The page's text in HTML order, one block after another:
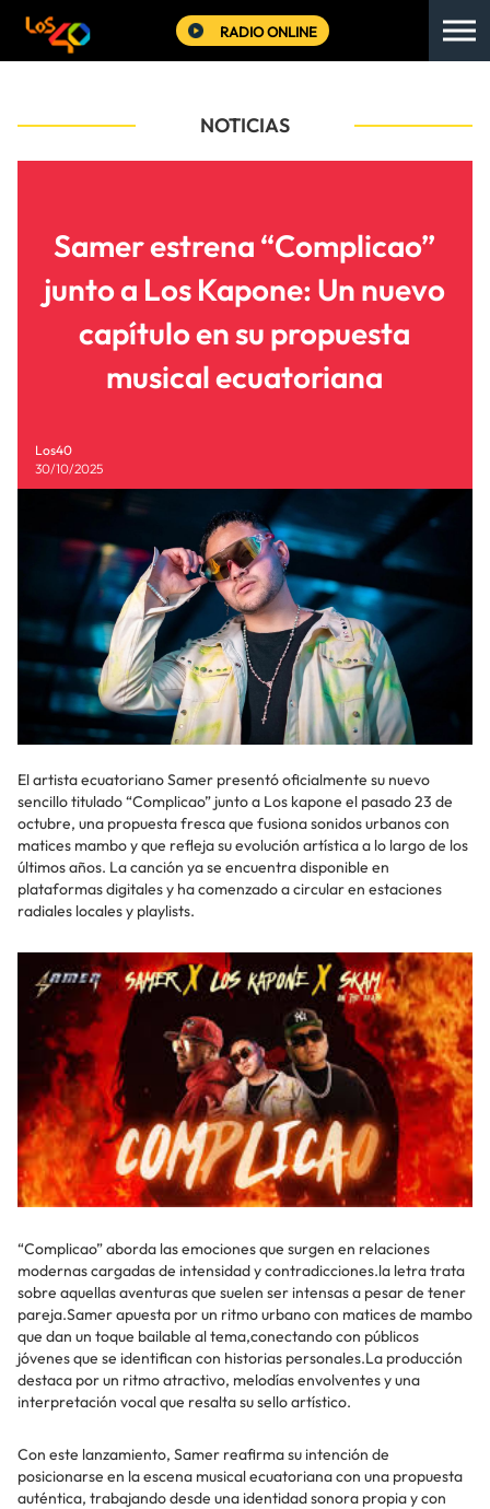
RADIO ONLINE
NOTICIAS
Samer estrena “Complicao”
junto a Los Kapone: Un nuevo
capítulo en su propuesta
musical ecuatoriana
Los40
30/10/2025
El artista ecuatoriano Samer presentó oficialmente su nuevo
sencillo titulado “Complicao” junto a Los kapone el pasado 23 de
octubre, una propuesta fresca que fusiona sonidos urbanos con
matices mambo y que refleja su evolución artística a lo largo de los
últimos años. La canción ya se encuentra disponible en
plataformas digitales y ha comenzado a circular en estaciones
radiales locales y playlists.
“Complicao” aborda las emociones que surgen en relaciones
modernas cargadas de intensidad y contradicciones.la letra trata
sobre aquellas aventuras que suelen ser intensas a pesar de tener
pareja.Samer apuesta por un ritmo urbano con matices de mambo
que dan un toque bailable al tema,conectando con públicos
jóvenes que se identifican con historias personales.La producción
destaca por un ritmo atractivo, melodías envolventes y una
interpretación vocal que resalta su sello artístico.
Con este lanzamiento, Samer reafirma su intención de
posicionarse en la escena musical ecuatoriana con una propuesta
auténtica, trabajando desde una identidad sonora propia y con